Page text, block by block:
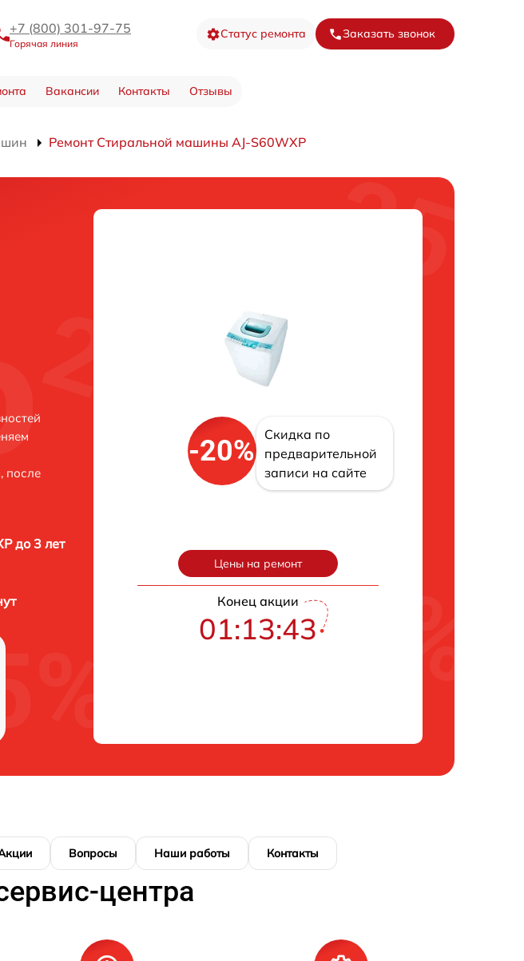
+7 (800) 301-97-75
Горячая линия
Статус ремонта Заказать звонок
Вакансии Контакты Отзывы
Ремонт Стиральной машины AJ-S60WXP
после
до 3 лет
-20%
Скидка по
предварительной
записи на сайте
Цены на ремонт
Конец акции
01:13:42
Вопросы Наши работы Контакты
центра